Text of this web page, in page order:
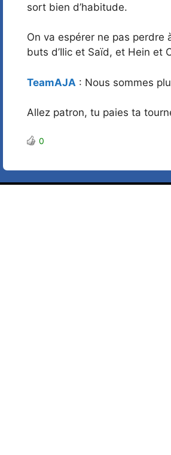
sort bien d’habitude.
On va espérer ne pas
buts d’Ilic et Saïd, et Hein et
TeamAJA : Nous sommes
Allez patron, tu paies ta
0